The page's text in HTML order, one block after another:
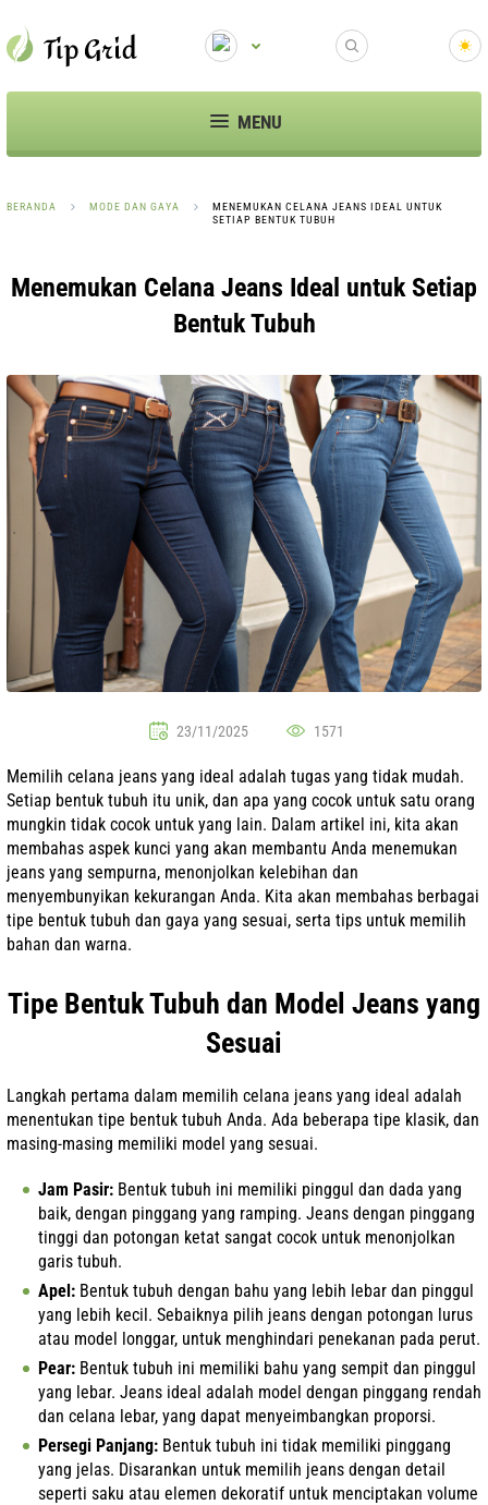
MENU
BERANDA MODE DAN GAYA
MENEMUKAN CELANA JEANS IDEAL UNTUK
SETIAP BENTUK TUBUH
Menemukan Celana Jeans Ideal untuk Setiap
Bentuk Tubuh
23/11/2025 1571
Memilih celana jeans yang ideal adalah tugas yang tidak mudah.
Setiap bentuk tubuh itu unik, dan apa yang cocok untuk satu orang
mungkin tidak cocok untuk yang lain. Dalam artikel ini, kita akan
membahas aspek kunci yang akan membantu Anda menemukan
jeans yang sempurna, menonjolkan kelebihan dan
menyembunyikan kekurangan Anda. Kita akan membahas berbagai
tipe bentuk tubuh dan gaya yang sesuai, serta tips untuk memilih
bahan dan warna.
Tipe Bentuk Tubuh dan Model Jeans yang
Sesuai
Langkah pertama dalam memilih celana jeans yang ideal adalah
menentukan tipe bentuk tubuh Anda. Ada beberapa tipe klasik, dan
masing-masing memiliki model yang sesuai.
Jam Pasir: Bentuk tubuh ini memiliki pinggul dan dada yang
baik, dengan pinggang yang ramping. Jeans dengan pinggang
tinggi dan potongan ketat sangat cocok untuk menonjolkan
garis tubuh.
Apel: Bentuk tubuh dengan bahu yang lebih lebar dan pinggul
yang lebih kecil. Sebaiknya pilih jeans dengan potongan lurus
atau model longgar, untuk menghindari penekanan pada perut.
Pear: Bentuk tubuh ini memiliki bahu yang sempit dan pinggul
yang lebar. Jeans ideal adalah model dengan pinggang rendah
dan celana lebar, yang dapat menyeimbangkan proporsi.
Persegi Panjang: Bentuk tubuh ini tidak memiliki pinggang
yang jelas. Disarankan untuk memilih jeans dengan detail
seperti saku atau elemen dekoratif untuk menciptakan volume